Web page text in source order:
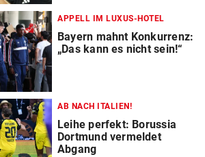
APPELL IM LUXUS-HOTEL
Bayern mahnt Konkurrenz:
„Das kann es nicht sein!“
AB NACH ITALIEN!
Leihe perfekt: Borussia
Dortmund vermeldet
Abgang